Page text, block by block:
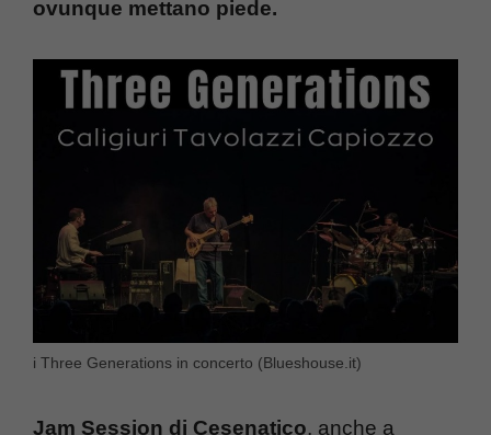
ovunque mettano piede.
i Three Generations in concerto (Blueshouse.it)
Jam Session di Cesenatico, anche a